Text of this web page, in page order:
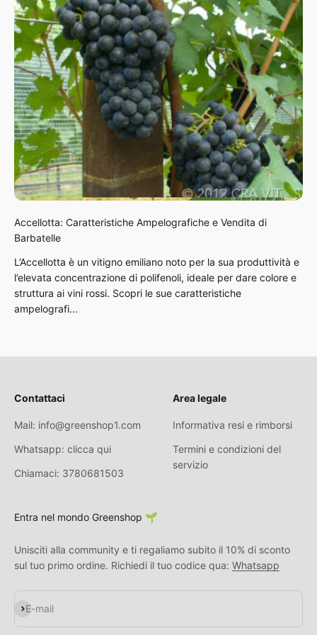
Accellotta: Caratteristiche Ampelografiche e Vendita di
Barbatelle
L’Accellotta è un vitigno emiliano noto per la sua produttività e
l’elevata concentrazione di polifenoli, ideale per dare colore e
struttura ai vini rossi. Scopri le sue caratteristiche
ampelografi...
Contattaci
Mail: info@greenshop1.com
Whatsapp: clicca qui
Chiamaci: 3780681503
Area legale
Informativa resi e rimborsi
Termini e condizioni del
servizio
Entra nel mondo Greenshop 🌱
Unisciti alla community e ti regaliamo subito il 10% di sconto
sul tuo primo ordine. Richiedi il tuo codice qua: Whatsapp
E-mail
S'inscrire